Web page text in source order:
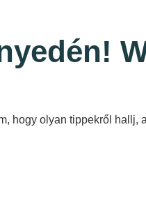
hogy olyan tippekről hallj,